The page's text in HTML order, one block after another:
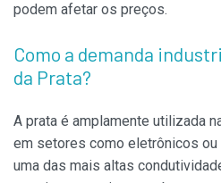
podem afetar os preços.
Como a demanda
da Prata?
A prata é amplamente utilizada
em setores como eletrônicos
uma das mais altas